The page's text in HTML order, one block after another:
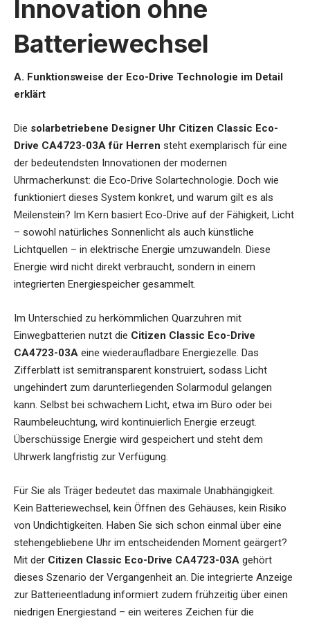
Innovation ohne
Batteriewechsel
A. Funktionsweise der Eco-Drive Technologie im Detail
erklärt
Die solarbetriebene Designer Uhr Citizen Classic Eco-
Drive CA4723-03A für Herren steht exemplarisch für eine
der bedeutendsten Innovationen der modernen
Uhrmacherkunst: die Eco-Drive Solartechnologie. Doch wie
funktioniert dieses System konkret, und warum gilt es als
Meilenstein? Im Kern basiert Eco-Drive auf der Fähigkeit, Licht
– sowohl natürliches Sonnenlicht als auch künstliche
Lichtquellen – in elektrische Energie umzuwandeln. Diese
Energie wird nicht direkt verbraucht, sondern in einem
integrierten Energiespeicher gesammelt.
Im Unterschied zu herkömmlichen Quarzuhren mit
Einwegbatterien nutzt die Citizen Classic Eco-Drive
CA4723-03A eine wiederaufladbare Energiezelle. Das
Zifferblatt ist semitransparent konstruiert, sodass Licht
ungehindert zum darunterliegenden Solarmodul gelangen
kann. Selbst bei schwachem Licht, etwa im Büro oder bei
Raumbeleuchtung, wird kontinuierlich Energie erzeugt.
Überschüssige Energie wird gespeichert und steht dem
Uhrwerk langfristig zur Verfügung.
Für Sie als Träger bedeutet das maximale Unabhängigkeit.
Kein Batteriewechsel, kein Öffnen des Gehäuses, kein Risiko
von Undichtigkeiten. Haben Sie sich schon einmal über eine
stehengebliebene Uhr im entscheidenden Moment geärgert?
Mit der Citizen Classic Eco-Drive CA4723-03A gehört
dieses Szenario der Vergangenheit an. Die integrierte Anzeige
zur Batterieentladung informiert zudem frühzeitig über einen
niedrigen Energiestand – ein weiteres Zeichen für die